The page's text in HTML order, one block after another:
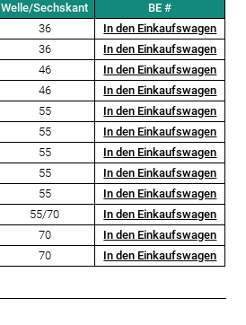
Welle/Sechskant
BE #
36
In den Einkaufswagen
36
In den Einkaufswagen
46
In den Einkaufswagen
46
In den Einkaufswagen
55
In den Einkaufswagen
55
In den Einkaufswagen
55
In den Einkaufswagen
55
In den Einkaufswagen
55
In den Einkaufswagen
55/70
In den Einkaufswagen
70
In den Einkaufswagen
70 In den Einkaufswagen